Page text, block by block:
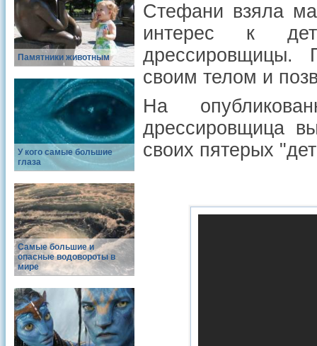
Памятники животным
У кого самые большие
глаза
Самые большие и
опасные водовороты в
мире
Стефани взяла
интерес к
дрессировщицы.
своим телом и
На
дрессировщица
своих пятерых